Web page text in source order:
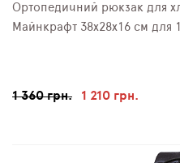
Ортопедичний рюкзак для
Майнкрафт 38х28х16 см для
1 360 грн. 1 210 грн.